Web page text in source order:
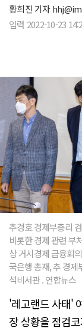
황희진 기자
입력 2022-10-23
추경호 경제부총리
비롯한 경제 관련 부
상 거시경제 금융회
국은행 총재, 추 경제
석비서관 . 연합뉴스
'레고랜드 사태'
장 상황을 점검